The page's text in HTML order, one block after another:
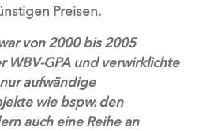
Preisen.
von 2000 bis 2005
WBV-GPA und verwirklichte
aufwändige
wie bspw. den
auch eine Reihe an